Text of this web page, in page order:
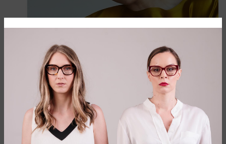
Kreatorski brend nove forme stopljen sa
umetničkom lepotom. Prepustite se
ovom svetu